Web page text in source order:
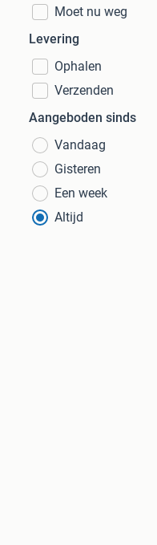
Moet nu weg
Levering
Ophalen
Verzenden
Aangeboden sinds
Vandaag
Gisteren
Een week
Altijd